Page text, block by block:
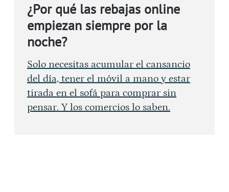
¿Por qué las rebajas online
empiezan siempre por la
noche?
Solo necesitas acumular el cansancio
del día, tener el móvil a mano y estar
tirada en el sofá para comprar sin
pensar. Y los comercios lo saben.